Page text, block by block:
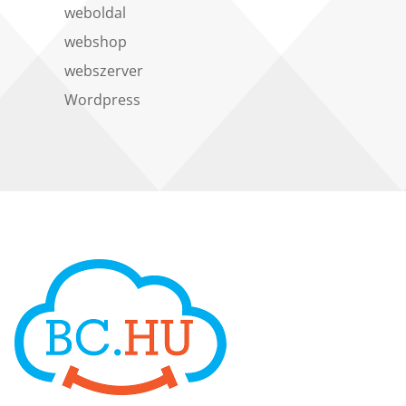
weboldal
webshop
webszerver
Wordpress